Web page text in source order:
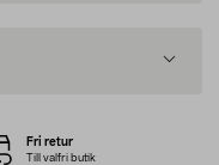
Fri retur
Till valfri butik